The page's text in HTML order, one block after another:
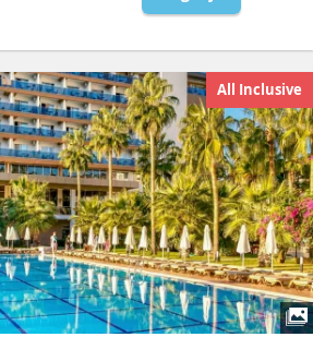
All Inclusive